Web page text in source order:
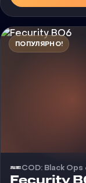
ПОПУЛЯРНО!
COD: Black Ops